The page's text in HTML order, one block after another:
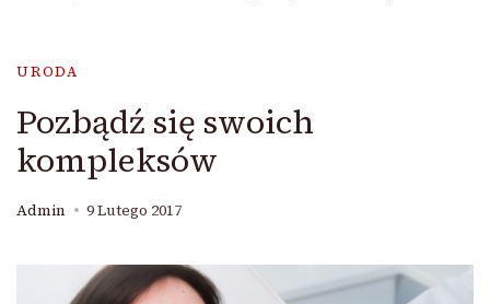
URODA
Pozbądź się swoich
kompleksów
Admin 9 Lutego 2017